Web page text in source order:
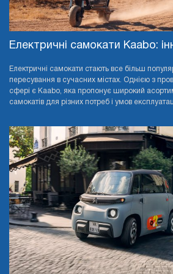
Електричні самокати Kaabo:
Електричні самокати стають все більш
пересування в сучасних містах. Однією з
сфері є Kaabo, яка пропонує широкий
самокатів для різних потреб і умов